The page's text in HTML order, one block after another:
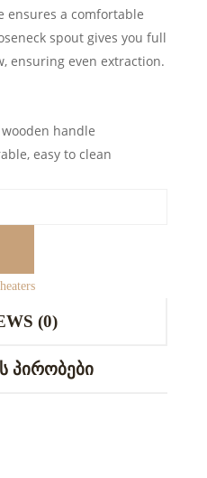
ensures a comfortable
spout gives you full
ensuring even extraction.
handle
easy to clean
(0)
ᲞᲘᲠᲝᲑᲔᲑᲘ